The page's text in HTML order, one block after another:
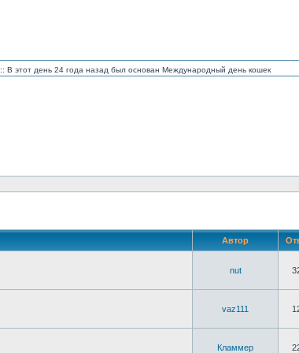
:: В этот день 24 года назад был основан Международный день кошек
Автор
nut
vaz111
Кламмер